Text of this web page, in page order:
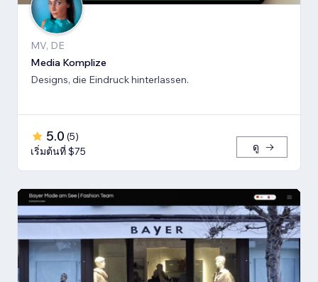
MV, DE
Media Komplize
Designs, die Eindruck hinterlassen.
5.0 (5)
เริ่มต้นที่ $75
ดู